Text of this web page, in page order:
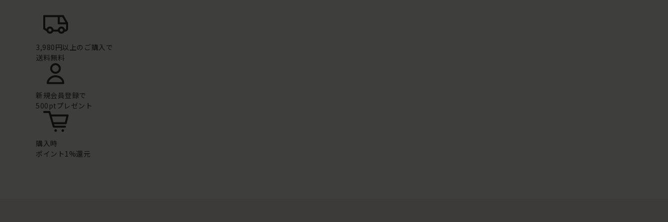
3,980円以上のご購入で
送料無料
新規会員登録で
500ptプレゼント
購入時
ポイント1%還元